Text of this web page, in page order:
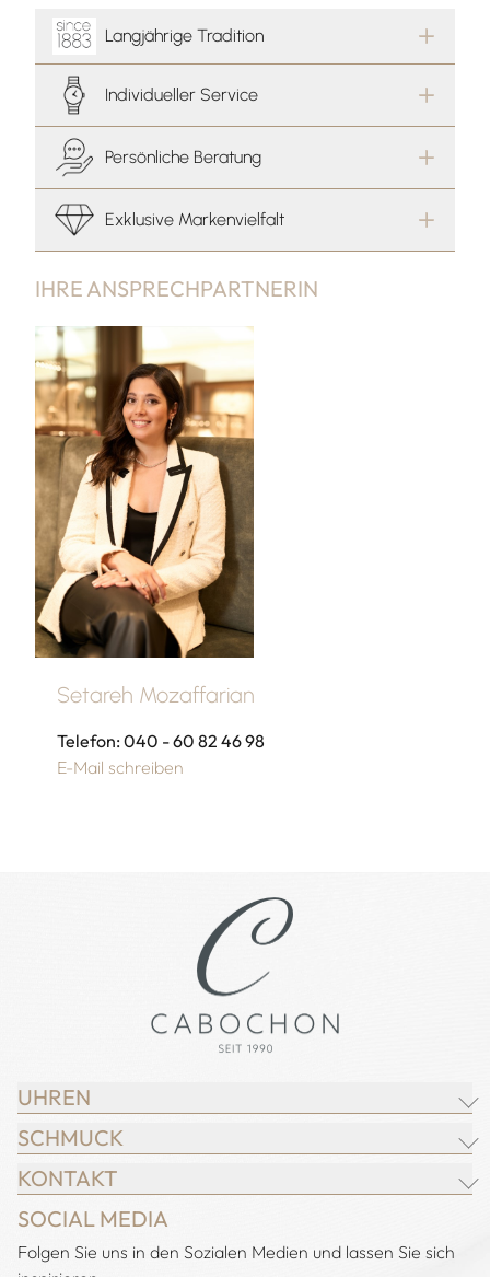
IHRE ANSPRECHPARTNERIN
Setareh Mozaffarian
Telefon: 040 - 60 82 46 98
E-Mail schreiben
Langjährige Tradition
Individueller Service
Persönliche Beratung
Exklusive Markenvielfalt
UHREN
BREITLING
CHOPARD
IWC SCHAFFHAUSEN
JACOB & CO.
SCHMUCK
JUWELIER CABOCHON
CHOPARD
DEMEGLIO
KONTAKT
Adresse:
Juwelier Cabochon
SOCIAL MEDIA
Folgen Sie uns in den Sozialen Medien und lassen Sie sich